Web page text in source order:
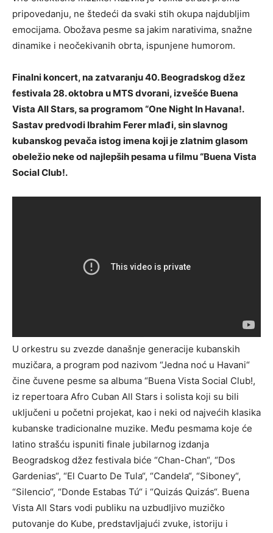
pripovedanju, ne štedeći da svaki stih okupa najdubljim
emocijama. Obožava pesme sa jakim narativima, snažne
dinamike i neočekivanih obrta, ispunjene humorom.
Finalni koncert, na zatvaranju 40. Beogradskog džez
festivala 28. oktobra u MTS dvorani, izvešće Buena
Vista All Stars, sa programom “One Night In Havana!.
Sastav predvodi Ibrahim Ferer mlađi, sin slavnog
kubanskog pevača istog imena koji je zlatnim glasom
obeležio neke od najlepših pesama u filmu “Buena Vista
Social Club!.
U orkestru su zvezde današnje generacije kubanskih
muzičara, a program pod nazivom “Jedna noć u Havani“
čine čuvene pesme sa albuma “Buena Vista Social Club!,
iz repertoara Afro Cuban All Stars i solista koji su bili
uključeni u početni projekat, kao i neki od najvećih klasika
kubanske tradicionalne muzike. Među pesmama koje će
latino strašću ispuniti finale jubilarnog izdanja
Beogradskog džez festivala biće “Chan-Chan“, “Dos
Gardenias“, “El Cuarto De Tula“, “Candela“, “Siboney“,
“Silencio“, “Donde Estabas Tú“ i “Quizás Quizás“. Buena
Vista All Stars vodi publiku na uzbudljivo muzičko
putovanje do Kube, predstavljajući zvuke, istoriju i